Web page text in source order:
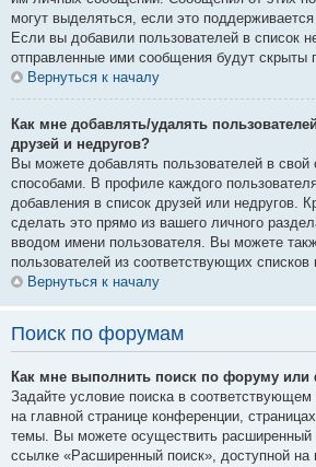
могут выделяться, если это
Если вы добавили пользователей в список
отправленные ими сообщения будут скрыты
Вернуться к началу
Как мне добавлять/удалять
друзей и недругов?
Вы можете добавлять пользователей в свой
способами. В профиле каждого
добавления в список друзей или недругов.
сделать это прямо из вашего личного
вводом имени пользователя. Вы можете
пользователей из соответствующих списков
Вернуться к началу
Поиск по форумам
Как мне выполнить поиск по форуму
Задайте условие поиска в
на главной странице конференции,
темы. Вы можете осуществить расширенный
ссылке «Расширенный поиск», доступной на